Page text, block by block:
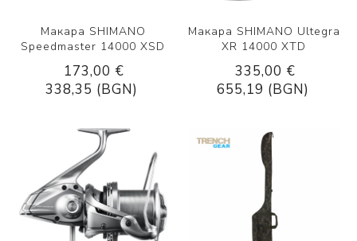
Макара SHIMANO
Speedmaster 14000 XSD
173,00 €
338,35 (BGN)
Макара SHIMANO Ultegra
XR 14000 XTD
335,00 €
655,19 (BGN)